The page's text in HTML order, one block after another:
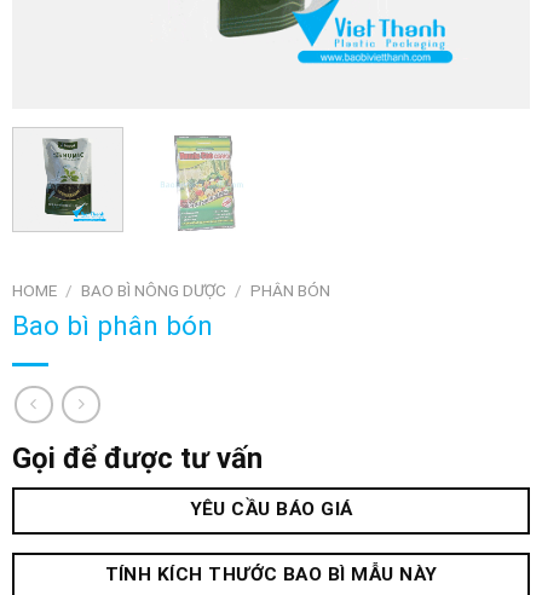
HOME / BAO BÌ NÔNG DƯỢC / PHÂN BÓN
Bao bì phân bón
Gọi để được tư vấn
YÊU CẦU BÁO GIÁ
TÍNH KÍCH THƯỚC BAO BÌ MẪU NÀY